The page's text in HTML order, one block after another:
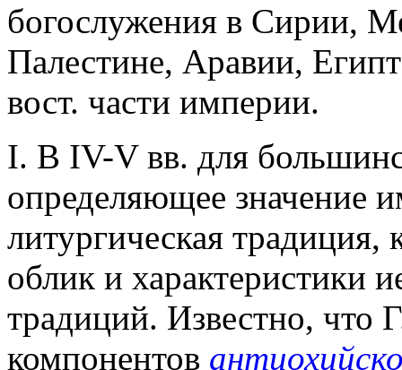
богослужения в Сирии,
Палестине, Аравии,
вост. части империи.
I. В IV-V вв. для
определяющее значение
литургическая
облик и характеристики
традиций. Известно, что
компонентов